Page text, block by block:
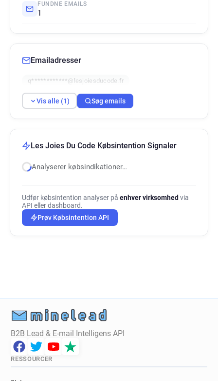
FUNDNE EMAILS
1
Emailadresser
q************@lesjoiesducode.fr
Vis alle (1) Søg emails
Les Joies Du Code Købsintention Signaler
Analyserer købsindikationer…
Udfør købsintention analyser på enhver virksomhed via
API eller dashboard.
Prøv Købsintention API
B2B Lead & E-mail Intelligens API
RESSOURCER